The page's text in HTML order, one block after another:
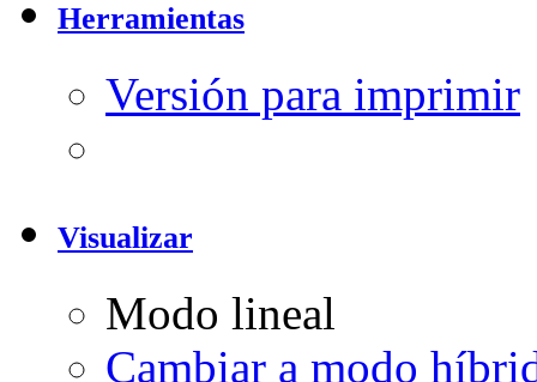
Herramientas
Versión para imprimir
Visualizar
Modo lineal
Cambiar a modo